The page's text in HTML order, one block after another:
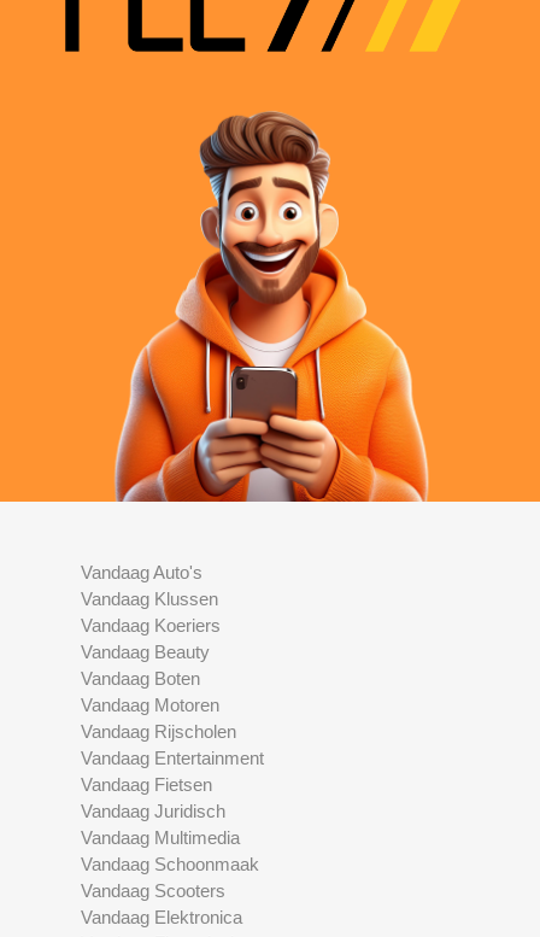
Vandaag Auto's
Vandaag Klussen
Vandaag Koeriers
Vandaag Beauty
Vandaag Boten
Vandaag Motoren
Vandaag Rijscholen
Vandaag Entertainment
Vandaag Fietsen
Vandaag Juridisch
Vandaag Multimedia
Vandaag Schoonmaak
Vandaag Scooters
Vandaag Elektronica